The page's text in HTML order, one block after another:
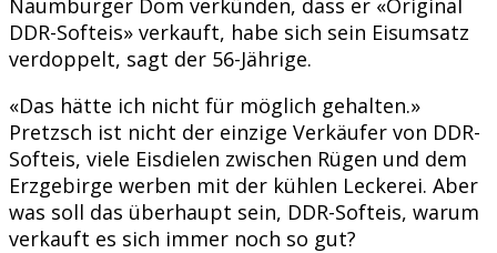
Naumburger Dom verkünden, dass er «Original
DDR-Softeis» verkauft, habe sich sein Eisumsatz
verdoppelt, sagt der 56-Jährige.
«Das hätte ich nicht für möglich gehalten.»
Pretzsch ist nicht der einzige Verkäufer von DDR-
Softeis, viele Eisdielen zwischen Rügen und dem
Erzgebirge werben mit der kühlen Leckerei. Aber
was soll das überhaupt sein, DDR-Softeis, warum
verkauft es sich immer noch so gut?